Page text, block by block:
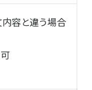
内容と違う場合